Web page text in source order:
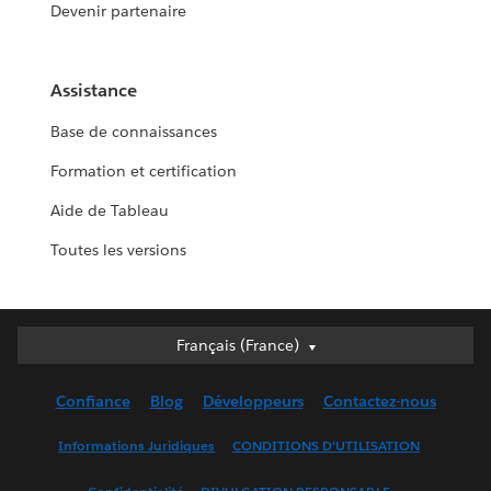
Devenir partenaire
Assistance
Base de connaissances
Formation et certification
Aide de Tableau
Toutes les versions
Français (France)
Français (France)
English (UK)
Confiance Blog Développeurs Contactez-nous
Informations Juridiques CONDITIONS D'UTILISATION